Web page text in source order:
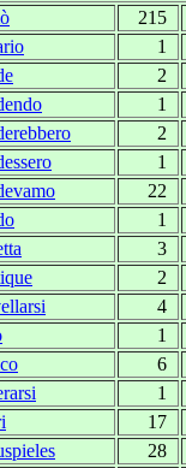
215
1
2
1
2
1
22
1
3
2
4
1
6
1
17
28